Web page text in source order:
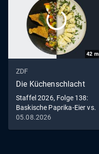
42
ZDF
Die Küchenschlacht
Staffel 2026, Folge 138:
Baskische Paprika-Eier vs.
Mediterrane Gnocchi
05.08.2026